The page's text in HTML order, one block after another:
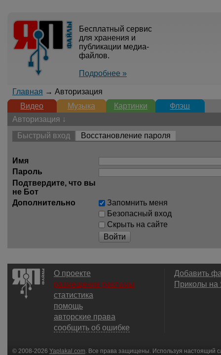
Бесплатный сервис
для хранения и
публикации медиа-
файлов.
Подробнее »
Главная → Авторизация
Видео
Музыка Картинки
Флэш
Авторизация ↓
Быстрый вход
Восстановление пароля
Имя
Пароль
Подтвердите, что вы
не Бот
Дополнительно
Запомнить меня
Безопасный вход
Скрыть на сайте
Войти
О проекте
размещение рекламы
статистика
помощь
авторские права
сообщить об ошибке
Добавить
Приколы
© 2008-2026 Yaplakal.com . Все права защищены. Используя настоящий